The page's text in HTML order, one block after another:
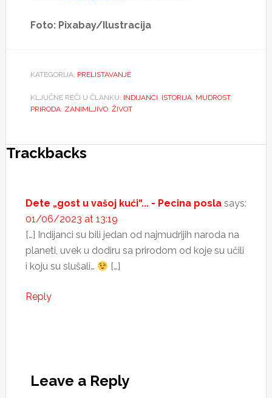
Foto: Pixabay/Ilustracija
KATEGORIJA: PRELISTAVANJE
KLJUČNE REČI U ČLANKU: INDIJANCI, ISTORIJA, MUDROST,
PRIRODA, ZANIMLJIVO, ŽIVOT
Reader
Trackbacks
Dete „gost u vašoj kući“... - Pecina posla says:
01/06/2023 at 13:19
[…] Indijanci su bili jedan od najmudrijih naroda na
planeti, uvek u dodiru sa prirodom od koje su učili
i koju su slušali…
[…]
Reply
Leave a Reply